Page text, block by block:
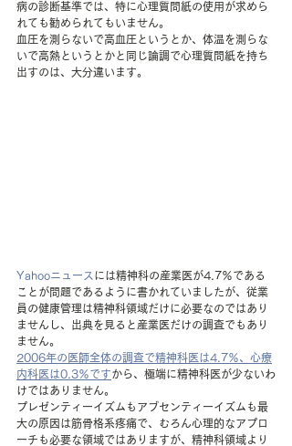
病の診断基準では、特に心理質問紙の使用が求めら
れても勧められてもいません。
血圧を測らないで高血圧というとか、体温を測らな
いで高熱というとかと同じ論調で心理質問紙を持ち
出すのは、大分違います。
Yahooニュース には精神科の産業医が4.7％である
ことが問題であるように書かれていましたが、従業
員の健康管理は精神科領域だけに必要なのではあり
ませんし、出典を見ると産業医だけの調査でもあり
ません。
2006年の医師全体の調査で精神科医は4.7％、心療
内科医は0.3％ですから、極端に精神科医が少ないわ
けではありません。
プレゼンティーイズムもアブセンティーイズムも最
大の原因は筋骨格系疼痛で、むろん心理的なアプロ
ーチも必要な領域ではありますが、精神科領域より